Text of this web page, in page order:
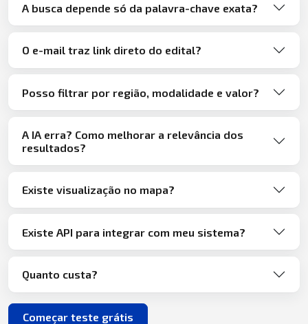
A busca depende só da palavra-chave exata?
O e-mail traz link direto do edital?
Posso filtrar por região, modalidade e valor?
A IA erra? Como melhorar a relevância dos
resultados?
Existe visualização no mapa?
Existe API para integrar com meu sistema?
Quanto custa?
Começar teste grátis